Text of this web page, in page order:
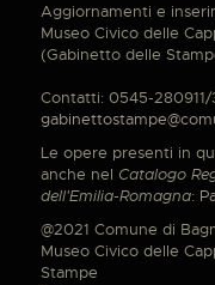
Aggiornamenti e
Museo Civico delle
(Gabinetto delle
Contatti: 0545-280911/
Le opere presenti in
anche nel Catalogo
dell'Emilia-Romagna:
@2021 Comune di
Museo Civico delle
Stampe